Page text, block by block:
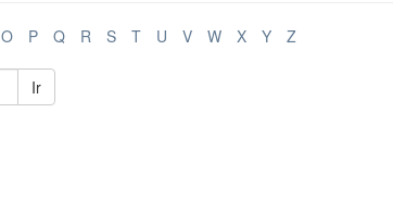
O P Q R S T U V W X Y Z
Ir